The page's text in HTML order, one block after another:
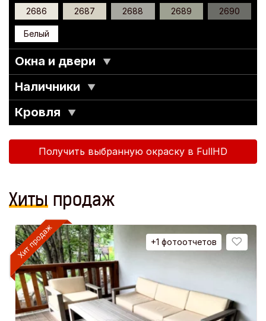
2686 2687 2688 2689 2690
Белый
Окна и двери ▼
Наличники ▼
Кровля ▼
Получить выбранную окраску в FullHD
Хиты продаж
+1 фотоотчетов